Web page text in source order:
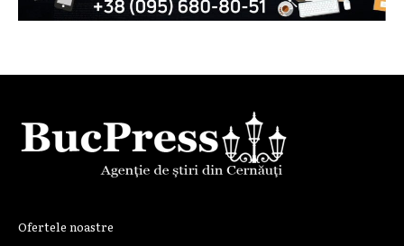
Ofertele noastre